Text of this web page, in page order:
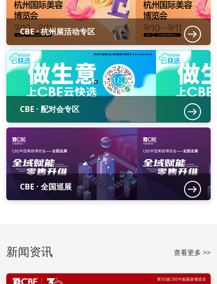
CBE · 杭州展活动专区
CBE · 配对会专区
CBE · 全国巡展
新闻资讯 查看更多 >>